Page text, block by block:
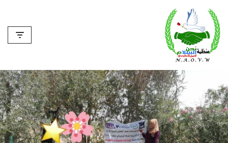
تخطى
إلى
المحتوى